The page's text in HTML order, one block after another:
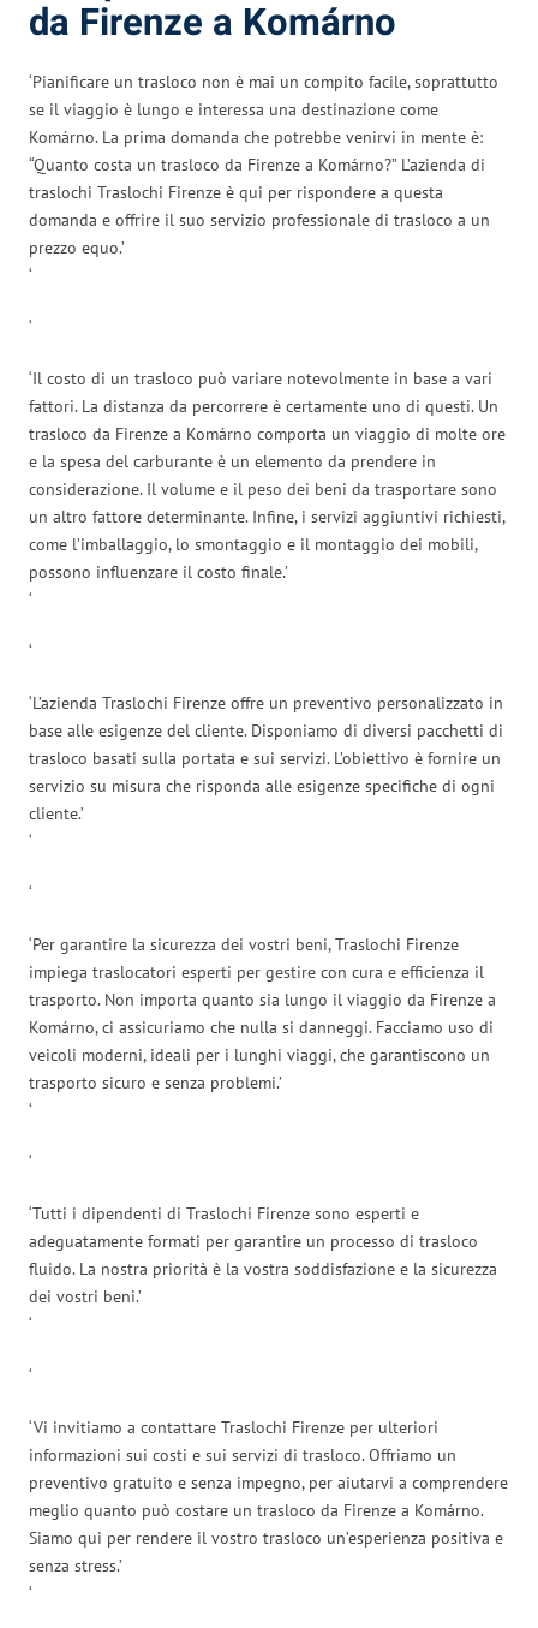
da Firenze a Komárno
‘Pianificare un trasloco non è mai un compito facile, soprattutto
se il viaggio è lungo e interessa una destinazione come
Komárno. La prima domanda che potrebbe venirvi in mente è:
“Quanto costa un trasloco da Firenze a Komárno?” L’azienda di
traslochi Traslochi Firenze è qui per rispondere a questa
domanda e offrire il suo servizio professionale di trasloco a un
prezzo equo.’
‘
‘
‘Il costo di un trasloco può variare notevolmente in base a vari
fattori. La distanza da percorrere è certamente uno di questi. Un
trasloco da Firenze a Komárno comporta un viaggio di molte ore
e la spesa del carburante è un elemento da prendere in
considerazione. Il volume e il peso dei beni da trasportare sono
un altro fattore determinante. Infine, i servizi aggiuntivi richiesti,
come l’imballaggio, lo smontaggio e il montaggio dei mobili,
possono influenzare il costo finale.’
‘
‘
‘L’azienda Traslochi Firenze offre un preventivo personalizzato in
base alle esigenze del cliente. Disponiamo di diversi pacchetti di
trasloco basati sulla portata e sui servizi. L’obiettivo è fornire un
servizio su misura che risponda alle esigenze specifiche di ogni
cliente.’
‘
‘
‘Per garantire la sicurezza dei vostri beni, Traslochi Firenze
impiega traslocatori esperti per gestire con cura e efficienza il
trasporto. Non importa quanto sia lungo il viaggio da Firenze a
Komárno, ci assicuriamo che nulla si danneggi. Facciamo uso di
veicoli moderni, ideali per i lunghi viaggi, che garantiscono un
trasporto sicuro e senza problemi.’
‘
‘
‘Tutti i dipendenti di Traslochi Firenze sono esperti e
adeguatamente formati per garantire un processo di trasloco
fluido. La nostra priorità è la vostra soddisfazione e la sicurezza
dei vostri beni.’
‘
‘
‘Vi invitiamo a contattare Traslochi Firenze per ulteriori
informazioni sui costi e sui servizi di trasloco. Offriamo un
preventivo gratuito e senza impegno, per aiutarvi a comprendere
meglio quanto può costare un trasloco da Firenze a Komárno.
Siamo qui per rendere il vostro trasloco un’esperienza positiva e
senza stress.’
‘